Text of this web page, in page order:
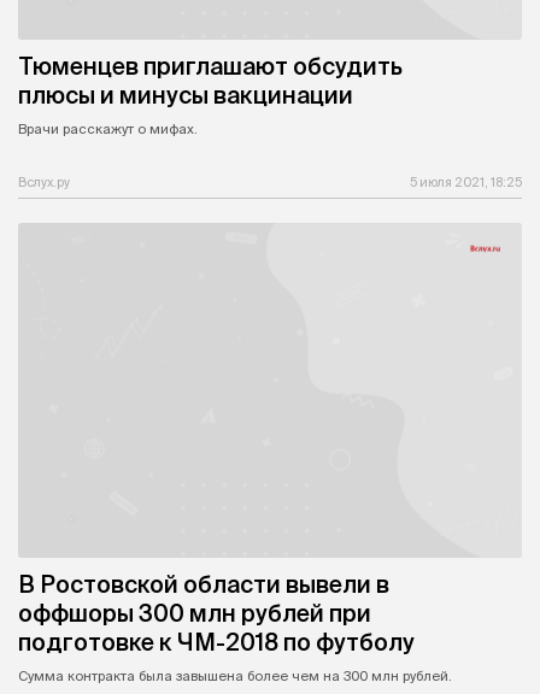
Тюменцев приглашают обсудить
плюсы и минусы вакцинации
Врачи расскажут о мифах.
Вслух.ру 5 июля 2021, 18:25
В Ростовской области вывели в
оффшоры 300 млн рублей при
подготовке к ЧМ-2018 по футболу
Сумма контракта была завышена более чем на 300 млн рублей.